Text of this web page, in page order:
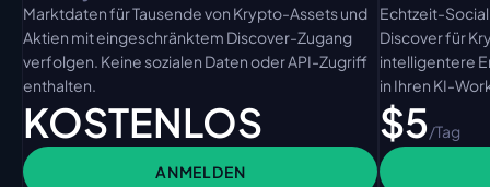
Marktdaten für Tausende von Krypto-Assets und
Aktien mit eingeschränktem Discover-Zugang
verfolgen. Keine sozialen Daten oder API-Zugriff
enthalten.
KOSTENLOS
ANMELDEN
Echtzeit-
Discover für
intelligentere
in Ihren KI-
$5/Tag